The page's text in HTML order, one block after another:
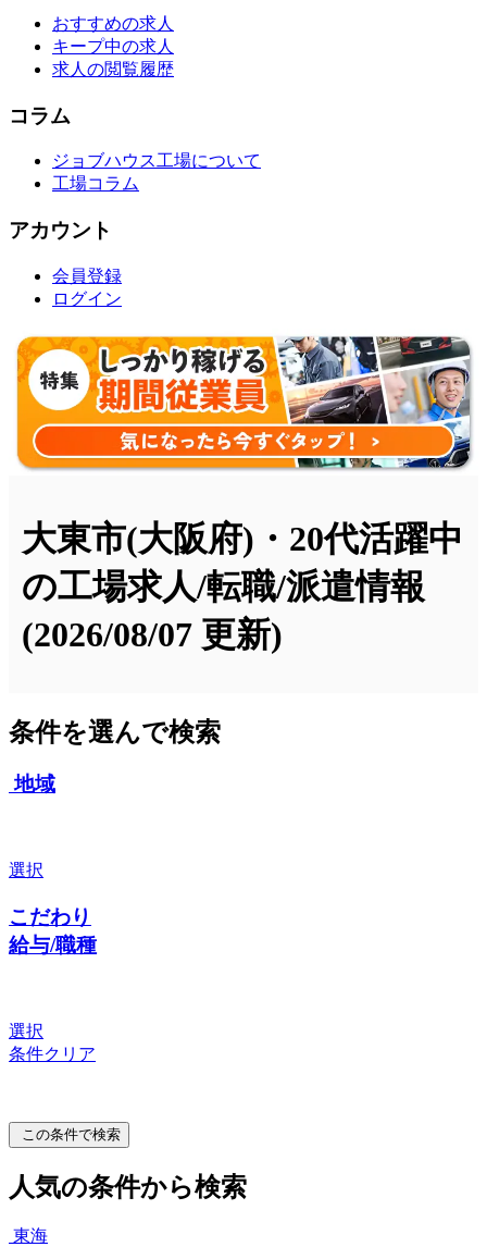
おすすめの求人
キープ中の求人
求人の閲覧履歴
コラム
ジョブハウス工場について
工場コラム
アカウント
会員登録
ログイン
大東市(大阪府)・20代活躍中
の工場求人/転職/派遣情報
(2026/08/07 更新)
条件を選んで検索
地域
選択
こだわり
給与/職種
選択
条件クリア
この条件で検索
人気の条件から検索
東海